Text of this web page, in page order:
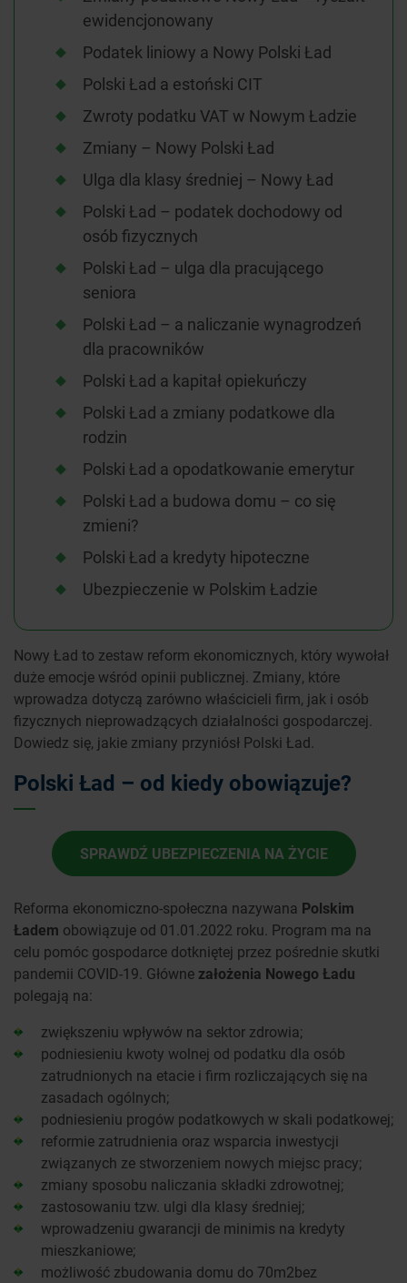
ewidencjonowany
Podatek liniowy a Nowy Polski Ład
Polski Ład a estoński CIT
Zwroty podatku VAT w Nowym Ładzie
Zmiany – Nowy Polski Ład
Ulga dla klasy średniej – Nowy Ład
Polski Ład – podatek dochodowy od
osób fizycznych
Polski Ład – ulga dla pracującego
seniora
Polski Ład – a naliczanie wynagrodzeń
dla pracowników
Polski Ład a kapitał opiekuńczy
Polski Ład a zmiany podatkowe dla
rodzin
Polski Ład a opodatkowanie emerytur
Polski Ład a budowa domu – co się
zmieni?
Polski Ład a kredyty hipoteczne
Ubezpieczenie w Polskim Ładzie
Nowy Ład to zestaw reform ekonomicznych, który wywołał
duże emocje wśród opinii publicznej. Zmiany, które
wprowadza dotyczą zarówno właścicieli firm, jak i osób
fizycznych nieprowadzących działalności gospodarczej.
Dowiedz się, jakie zmiany przyniósł Polski Ład.
Polski Ład – od kiedy obowiązuje?
SPRAWDŹ UBEZPIECZENIA NA ŻYCIE
Reforma ekonomiczno-społeczna nazywana Polskim
Ładem obowiązuje od 01.01.2022 roku. Program ma na
celu pomóc gospodarce dotkniętej przez pośrednie skutki
pandemii COVID-19. Główne założenia Nowego Ładu
polegają na:
zwiększeniu wpływów na sektor zdrowia;
podniesieniu kwoty wolnej od podatku dla osób
zatrudnionych na etacie i firm rozliczających się na
zasadach ogólnych;
podniesieniu progów podatkowych w skali podatkowej;
reformie zatrudnienia oraz wsparcia inwestycji
związanych ze stworzeniem nowych miejsc pracy;
zmiany sposobu naliczania składki zdrowotnej;
zastosowaniu tzw. ulgi dla klasy średniej;
wprowadzeniu gwarancji de minimis na kredyty
mieszkaniowe;
możliwość zbudowania domu do 70m2bez